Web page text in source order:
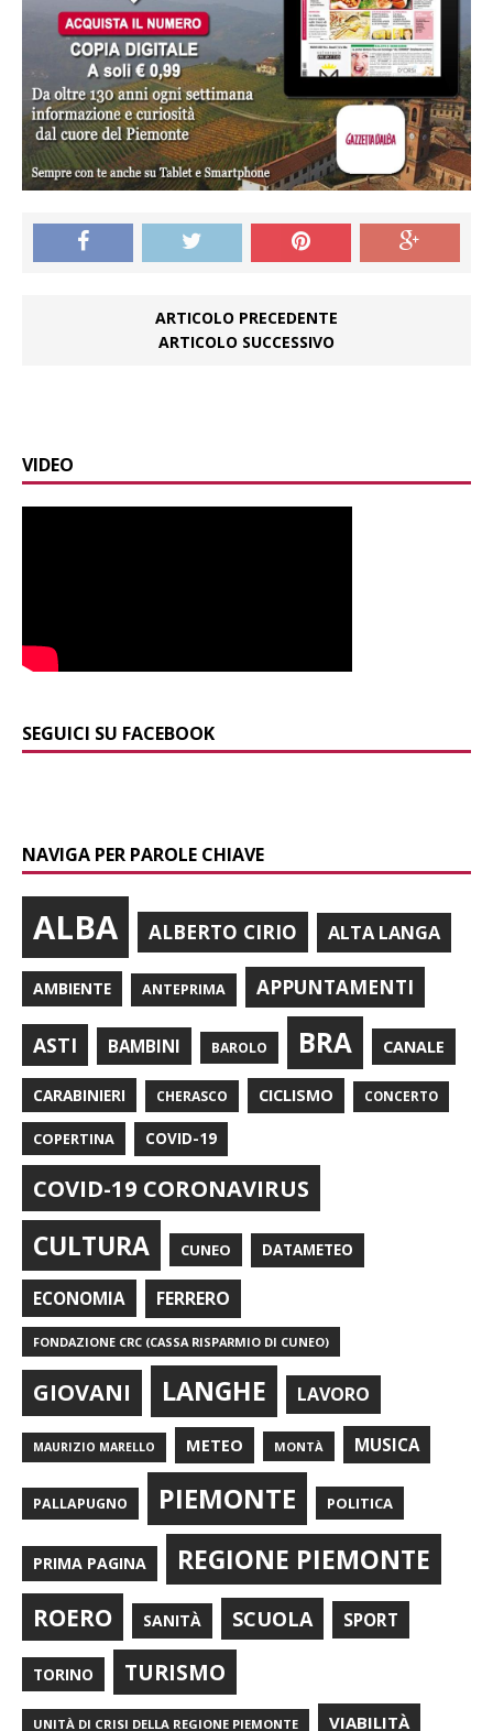
ARTICOLO PRECEDENTE
ARTICOLO SUCCESSIVO
VIDEO
SEGUICI SU FACEBOOK
NAVIGA PER PAROLE CHIAVE
ALBA ALBERTO CIRIO ALTA LANGA
AMBIENTE ANTEPRIMA APPUNTAMENTI
ASTI BAMBINI BAROLO BRA CANALE
CARABINIERI CHERASCO CICLISMO CONCERTO
COPERTINA COVID-19
COVID-19 CORONAVIRUS
CULTURA CUNEO DATAMETEO
ECONOMIA FERRERO
FONDAZIONE CRC (CASSA RISPARMIO DI CUNEO)
GIOVANI LANGHE LAVORO
MAURIZIO MARELLO METEO MONTÀ MUSICA
PALLAPUGNO PIEMONTE POLITICA
PRIMA PAGINA REGIONE PIEMONTE
ROERO SANITÀ SCUOLA SPORT
TORINO TURISMO
UNITÀ DI CRISI DELLA REGIONE PIEMONTE VIABILITÀ